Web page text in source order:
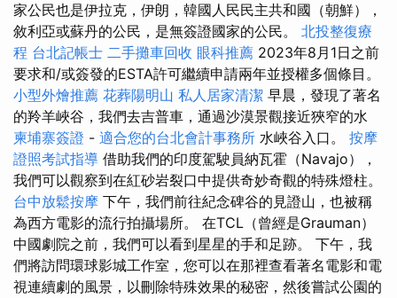
家公民也是伊拉克，伊朗，韓國人民民主共和國（朝鮮），
敘利亞或蘇丹的公民，是無簽證國家的公民。 北投整復療
程 台北記帳士 二手攤車回收 眼科推薦 2023年8月1日之前
要求和/或簽發的ESTA許可繼續申請兩年並授權多個條目。
小型外燴推薦 花葬陽明山 私人居家清潔 早晨，發現了著名
的羚羊峽谷，我們去吉普車，通過沙漠景觀接近狹窄的水
柬埔寨簽證 - 適合您的台北會計事務所 水峽谷入口。 按摩
證照考試指導 借助我們的印度駕駛員納瓦霍（Navajo），
我們可以觀察到在紅砂岩裂口中提供奇妙奇觀的特殊燈柱。
台中放鬆按摩 下午，我們前往紀念碑谷的見證山，也被稱
為西方電影的流行拍攝場所。 在TCL（曾經是Grauman）
中國劇院之前，我們可以看到星星的手和足跡。 下午，我
們將訪問環球影城工作室，您可以在那裡查看著名電影和電
視連續劇的風景，以刪除特殊效果的秘密，然後嘗試公園的